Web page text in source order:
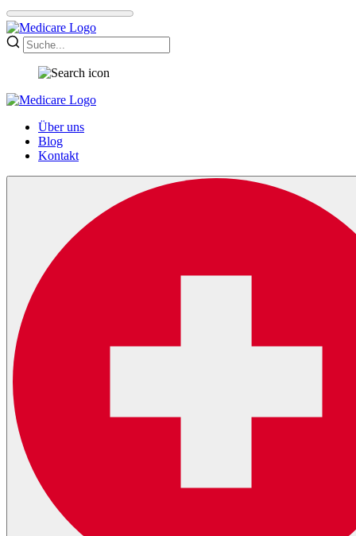
Über uns
Blog
Kontakt